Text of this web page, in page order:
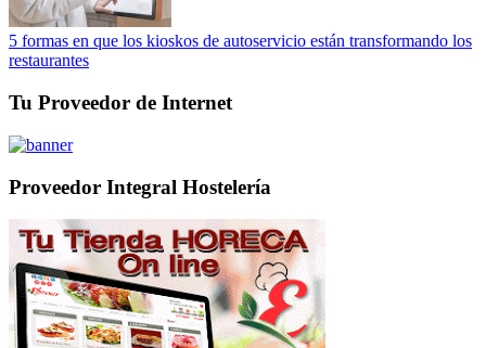
5 formas en que los kioskos de autoservicio están transformando los
restaurantes
Tu Proveedor de Internet
Proveedor Integral Hostelería